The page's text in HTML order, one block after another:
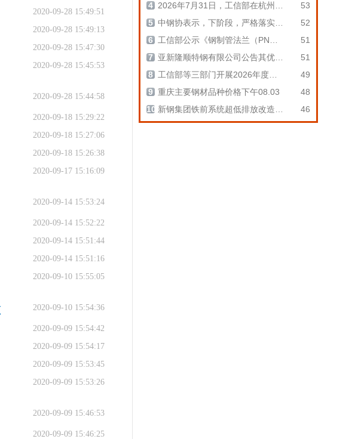
2020-09-28 15:49:51
2020-09-28 15:49:13
2020-09-28 15:47:30
2020-09-28 15:45:53
2020-09-28 15:44:58
2020-09-18 15:29:22
2020-09-18 15:27:06
2020-09-18 15:26:38
2020-09-17 15:16:09
2020-09-14 15:53:24
2020-09-14 15:52:22
2020-09-14 15:51:44
2020-09-14 15:51:16
2020-09-10 15:55:05
2020-09-10 15:54:36
2020-09-09 15:54:42
2020-09-09 15:54:17
2020-09-09 15:53:45
2020-09-09 15:53:26
2020-09-09 15:46:53
2020-09-09 15:46:25
4
53
5
52
6
51
7
51
8
49
9 重庆主要钢材品种价格下午08.03
48
10
46